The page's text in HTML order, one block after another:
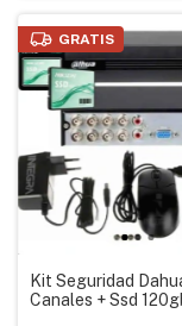
GRATIS
Kit Seguridad
Canales + Ssd